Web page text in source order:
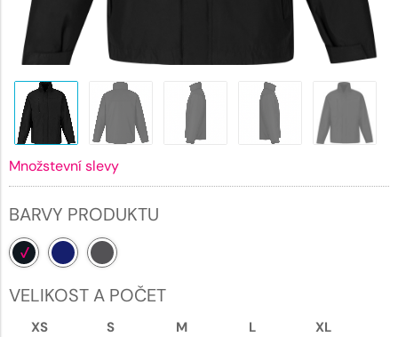
Množstevní slevy
BARVY PRODUKTU
VELIKOST A POČET
XS S M L XL